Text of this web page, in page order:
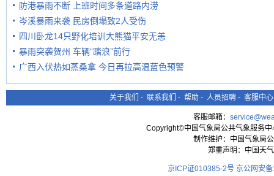
防港暴雨不断 上班时间多条道路内涝
岑溪暴雨来袭 民房倒塌致2人受伤
四川卧龙14只野化培训大熊猫平安无恙
暴雨突袭贺州 车辆“踏浪”前行
广西入伏热如蒸桑拿 今日再拉高温蓝色预警
关于我们 - 联系我们 - 帮助 - 人员招聘 - 客服中心
客服邮箱：
Copyright©中国气象局公共气象服务
制作维护：中国气象局
郑重声明：中国天
京ICP证010385-2号 京公网安